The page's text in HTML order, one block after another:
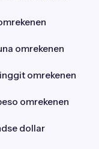
omrekenen
omrekenen
omrekenen
dollar